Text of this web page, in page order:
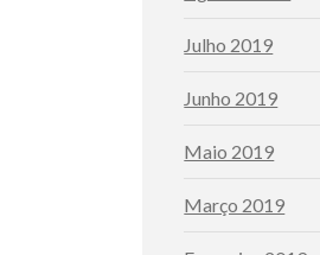
Julho 2019
Junho 2019
Maio 2019
Março 2019